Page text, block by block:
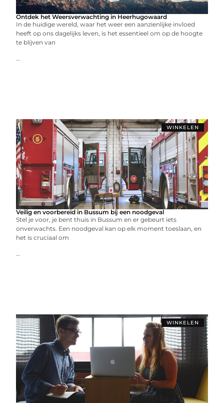
Ontdek het Weersverwachting in Heerhugowaard
In de huidige wereld, waar het weer een aanzienlijke invloed
heeft op ons dagelijks leven, is het essentieel om op de hoogte
te blijven van
...
WINKELEN
Veilig en voorbereid in Bussum bij een noodgeval
Stel je voor, je bent thuis in Bussum en er gebeurt iets
onverwachts. Een noodgeval kan op elk moment toeslaan, en
het is cruciaal om
...
WINKELEN